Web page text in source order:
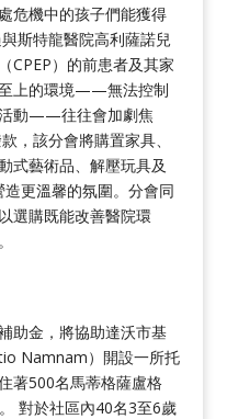
危機中的孩子們能獲得
斯特龍醫院高利薩諾兒
CPEP）的前患者及其家
上的環境——無法控制
活動——往往會加劇焦
，該分會將購置家具、
式藝術品、解壓玩具及
更溫馨的氛圍。分會同
選購既能改善醫院環
助金，將協助達沃市基
Namnam）開設一所托
著500名馬蒂格薩盧格
對於社區內40名3至6歲